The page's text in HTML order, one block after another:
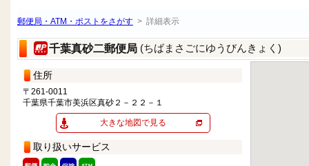
郵便局・ATM・ポストをさがす > 詳細表示
千葉真砂二郵便局 (ちばまさごにゆうびんきょく)
住所
〒261-0011
千葉県千葉市美浜区真砂２－２２－１
大きな地図で見る
取り扱いサービス